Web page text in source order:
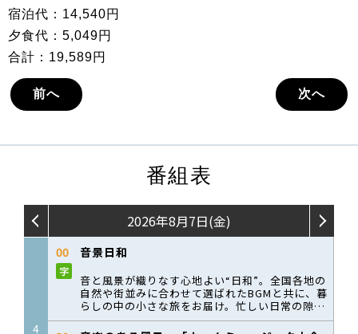
宿泊代：14,540円
夕食代：5,049円
合計：19,589円
前へ 次へ
番組表